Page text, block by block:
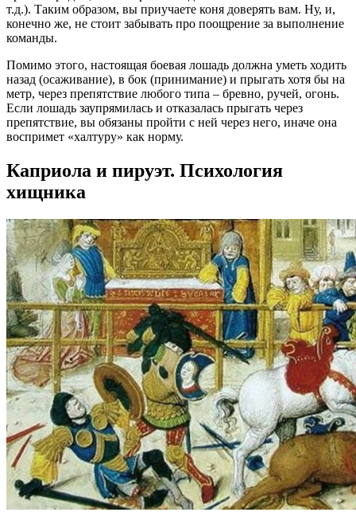
т.д.). Таким образом, вы приучаете коня доверять вам. Ну, и,
конечно же, не стоит забывать про поощрение за выполнение
команды.
Помимо этого, настоящая боевая лошадь должна уметь ходить
назад (осаживание), в бок (принимание) и прыгать хотя бы на
метр, через препятствие любого типа – бревно, ручей, огонь.
Если лошадь заупрямилась и отказалась прыгать через
препятствие, вы обязаны пройти с ней через него, иначе она
воспримет «халтуру» как норму.
Каприола и пируэт. Психология
хищника